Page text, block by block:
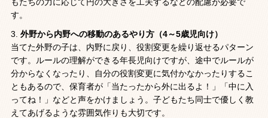
す。
外野から内野への移動のあるやり方（4～5歳児向け）
当てた外野の子は、内野に戻り、役割変更を繰り返せるパターン
です。ルールの理解ができる年長児向けですが、途中でルールが
分からなくなったり、自分の役割変更に気付かなかったりするこ
ともあるので、保育者が「当たったから外に出るよ！」「中に入
ってね！」などと声をかけましょう。子どもたち同士で優しく教
えてあげるような雰囲気作りも大切です。